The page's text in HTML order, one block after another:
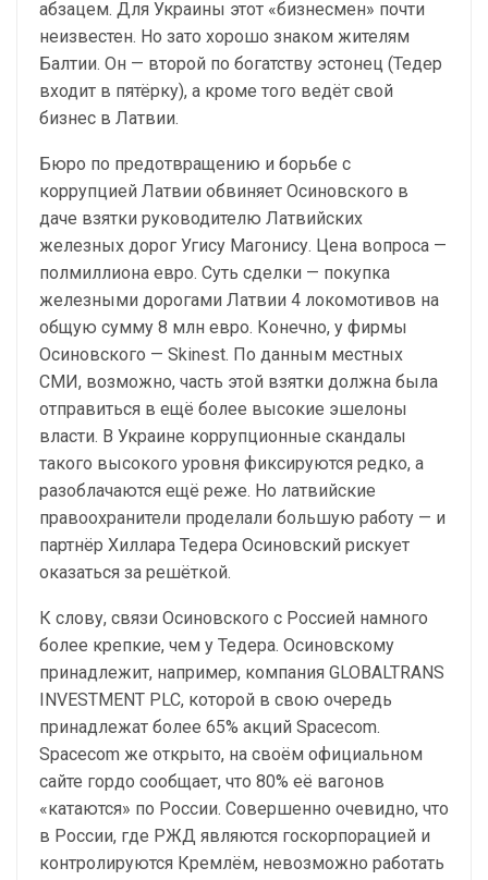
абзацем. Для Украины этот «бизнесмен» почти
неизвестен. Но зато хорошо знаком жителям
Балтии. Он — второй по богатству эстонец (Тедер
входит в пятёрку), а кроме того ведёт свой
бизнес в Латвии.
Бюро по предотвращению и борьбе с
коррупцией Латвии обвиняет Осиновского в
даче взятки руководителю Латвийских
железных дорог Угису Магонису. Цена вопроса —
полмиллиона евро. Суть сделки — покупка
железными дорогами Латвии 4 локомотивов на
общую сумму 8 млн евро. Конечно, у фирмы
Осиновского — Skinest. По данным местных
СМИ, возможно, часть этой взятки должна была
отправиться в ещё более высокие эшелоны
власти. В Украине коррупционные скандалы
такого высокого уровня фиксируются редко, а
разоблачаются ещё реже. Но латвийские
правоохранители проделали большую работу — и
партнёр Хиллара Тедера Осиновский рискует
оказаться за решёткой.
К слову, связи Осиновского с Россией намного
более крепкие, чем у Тедера. Осиновскому
принадлежит, например, компания GLOBALTRANS
INVESTMENT PLC, которой в свою очередь
принадлежат более 65% акций Spacecom.
Spacecom же открыто, на своём официальном
сайте гордо сообщает, что 80% её вагонов
«катаются» по России. Совершенно очевидно, что
в России, где РЖД являются госкорпорацией и
контролируются Кремлём, невозможно работать